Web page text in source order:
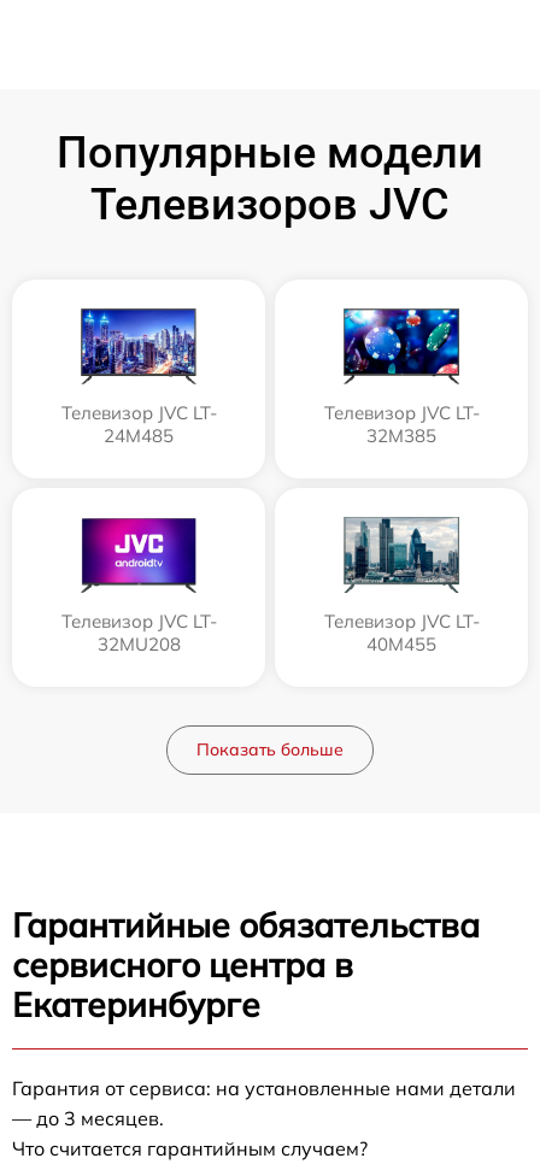
Популярные модели
Телевизоров JVC
Телевизор JVC LT-
24M485
Телевизор JVC LT-
32M385
Телевизор JVC LT-
32MU208
Телевизор JVC LT-
40M455
Показать больше
Гарантийные обязательства
сервисного центра в
Екатеринбурге
Гарантия от сервиса: на установленные нами детали
— до 3 месяцев.
Что считается гарантийным случаем?